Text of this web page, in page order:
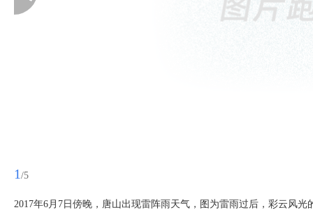
1 /5
2017年6月7日傍晚，唐山出现雷阵雨天气，图为雷雨过后，彩云风